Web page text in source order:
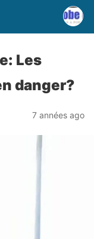
Les
danger?
7 années ago